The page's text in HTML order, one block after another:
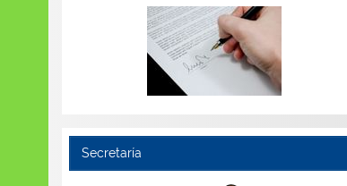
Secretaría